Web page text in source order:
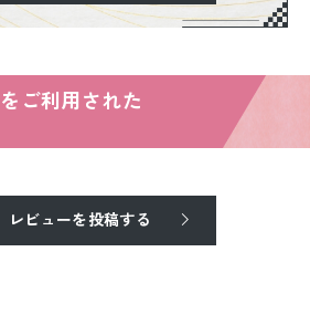
ご利用された
レビューを投稿する